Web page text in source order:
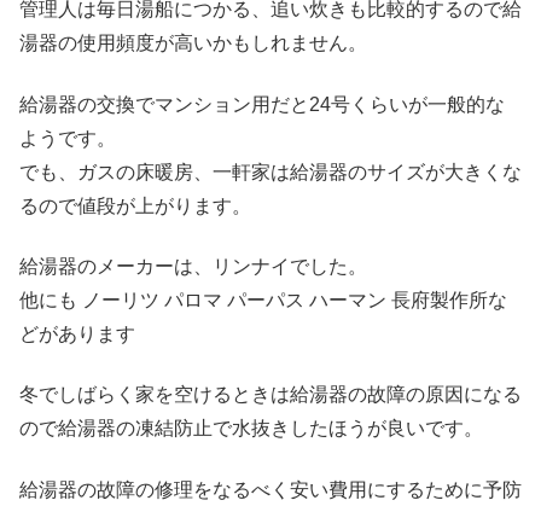
管理人は毎日湯船につかる、追い炊きも比較的するので給
湯器の使用頻度が高いかもしれません。
給湯器の交換でマンション用だと24号くらいが一般的な
ようです。
でも、ガスの床暖房、一軒家は給湯器のサイズが大きくな
るので値段が上がります。
給湯器のメーカーは、リンナイでした。
他にも ノーリツ パロマ パーパス ハーマン 長府製作所な
どがあります
冬でしばらく家を空けるときは給湯器の故障の原因になる
ので給湯器の凍結防止で水抜きしたほうが良いです。
給湯器の故障の修理をなるべく安い費用にするために予防